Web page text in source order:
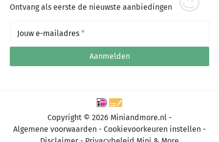
Ontvang als eerste de nieuwste aanbiedingen
Jouw e-mailadres *
Aanmelden
Copyright © 2026 Miniandmore.nl -
Algemene voorwaarden
Cookievoorkeuren instellen